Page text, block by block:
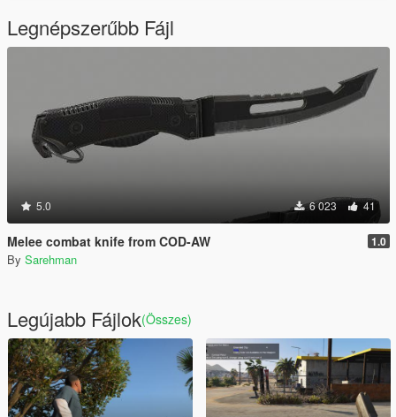
Legnépszerűbb Fájl
5.0 6 023 41
Melee combat knife from COD-AW 1.0
By Sarehman
Legújabb Fájlok(Összes)